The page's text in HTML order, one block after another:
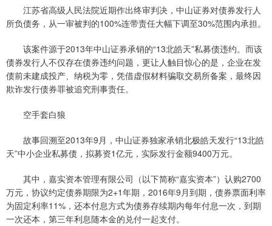
江苏省高级人民法院近期作出终审判决，中山证券对债券发行人
所负债务，从一审被判的100%连带责任大幅下调至30%范围内承担。
该案件源于2013年中山证券承销的“13北皓天”私募债违约。而该
债券发行人不仅存在债券违约问题，更让人触目惊心的是，企业在发
债前未建成投产、纳税为零，凭借虚假材料骗取交易所备案，最终因
欺诈发行债券罪被追究刑事责任。
空手套白狼
故事回溯至2013年9月，中山证券独家承销北极皓天发行“13北皓
天”中小企业私募债，拟募资1亿元，实际发行金额9400万元。
其中，嘉实资本管理有限公司（以下简称“嘉实资本”）认购2700
万元，协议约定债券期限为2+1年期，2016年9月到期，债券票面利率
为固定利率11%，还本付息方式为债券存续期内每年付息一次，到期
一次还本，第三年利息随本金的兑付一起支付。